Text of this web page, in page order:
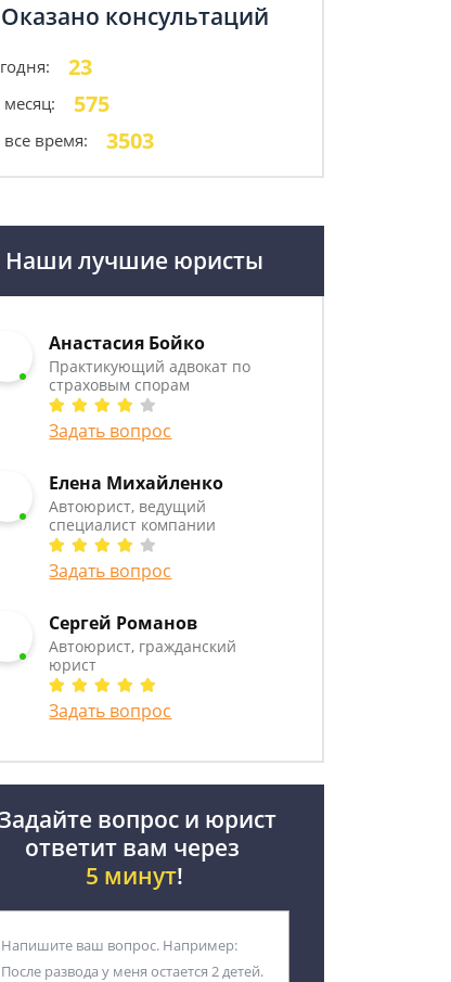
Оказано консультаций
23
месяц: 575
все время: 3503
Наши лучшие юристы
Анастасия Бойко
Практикующий адвокат по
страховым спорам
Задать вопрос
Елена Михайленко
Автоюрист, ведущий
специалист компании
Задать вопрос
Сергей Романов
Автоюрист, гражданский
юрист
Задать вопрос
Задайте вопрос и юрист
ответит вам через
5 минут!